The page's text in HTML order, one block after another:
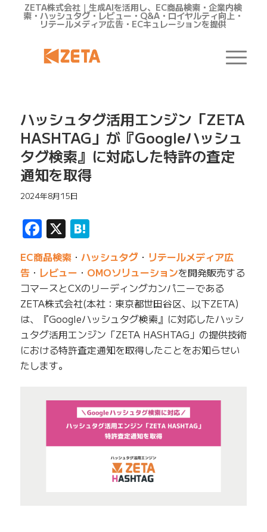
ZETA株式会社｜生成AIを活用し、EC商品検索・企業内検
索・ハッシュタグ・レビュー・Q&A・ロイヤルティ向上・
リテールメディア広告・ECキュレーションを提供
ハッシュタグ活用エンジン「ZETA
HASHTAG」が『Googleハッシュ
タグ検索』に対応した特許の査定
通知を取得
2024年8月15日
Facebook
X Hatena
EC商品検索・ ハッシュタグ・ リテールメディア広
告・ レビュー ・ OMOソリューションを開発販売する
コマースとCXのリーディングカンパニーである
ZETA株式会社(本社：東京都世田谷区、以下ZETA)
は、『Googleハッシュタグ検索』に対応したハッシ
ュタグ活用エンジン「ZETA HASHTAG」の提供技術
における特許査定通知を取得したことをお知らせい
たします。